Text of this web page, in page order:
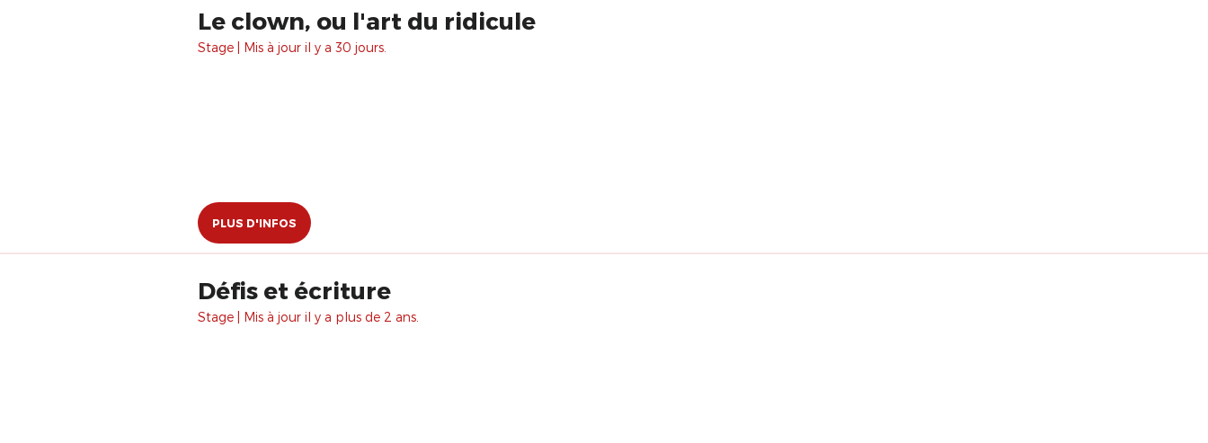
Le clown, ou l'art du ridicule
Stage | Mis à jour il y a 30 jours.
PLUS D'INFOS
Défis et écriture
Stage | Mis à jour il y a plus de 2 ans.